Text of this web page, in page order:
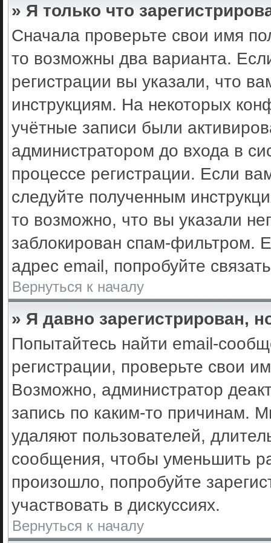
» Я только что
Сначала проверьте свои имя
то возможны два варианта.
регистрации вы указали, что
инструкциям. На некоторых
учётные записи были
администратором до входа в
процессе регистрации. Если
следуйте полученным
то возможно, что вы указали
заблокирован спам-фильтром.
адрес email, попробуйте
Вернуться к началу
» Я давно зарегистрирован,
Попытайтесь найти email-
регистрации, проверьте свои
Возможно, администратор
запись по каким-то причинам.
удаляют пользователей,
сообщения, чтобы уменьшить
произошло, попробуйте
участвовать в дискуссиях.
Вернуться к началу